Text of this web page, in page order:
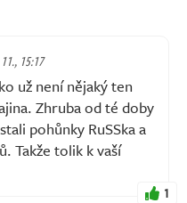
15:17
už není nějaký ten
Zhruba od té doby
pohůnky RuSSka a
Takže tolik k vaší
1